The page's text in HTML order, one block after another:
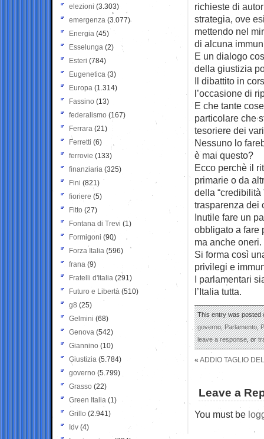
richieste di
strategia, ove
mettendo nel
di alcuna
E un dialogo
della giustizia
Il dibattito in
l’occasione di
E che tante
particolare che
tesoriere dei
Nessuno lo
è mai questo?
Ecco perchè il
primarie o da
della
trasparenza dei
Inutile fare un
obbligato a fare
ma anche oneri.
Si forma così
privilegi e
I parlamentari
l’Italia tutta.
This entry was posted
governo,Parlamento,
leave a response, or
« ADDIO TAGLIO
Leave a
You must be
elezioni (3.303)
emergenza (3.077)
Energia (45)
Esselunga (2)
Esteri (784)
Eugenetica (3)
Europa (1.314)
Fassino (13)
federalismo (167)
Ferrara (21)
Ferretti (6)
ferrovie (133)
finanziaria (325)
Fini (821)
fioriere (5)
Fitto (27)
Fontana di Trevi (1)
Formigoni (90)
Forza Italia (596)
frana (9)
Fratelli d'Italia (291)
Futuro e Libertà (510)
g8 (25)
Gelmini (68)
Genova (542)
Giannino (10)
Giustizia (5.784)
governo (5.799)
Grasso (22)
Green Italia (1)
Grillo (2.941)
Idv (4)